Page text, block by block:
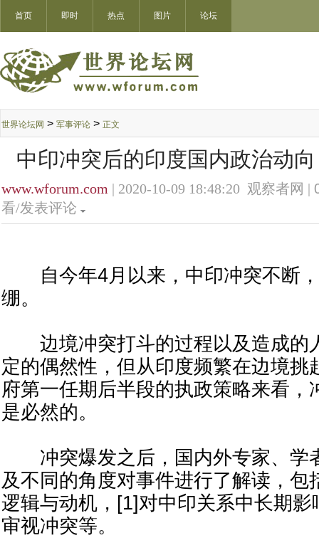
首页 即时 热点 图片 论坛
世界论坛网 > 军事评论 > 正文
中印冲突后的印度国内政治动
www.wforum.com | 2020-10-09 18:48:20 观察者网 |
看/发表评论
自今年4月以来，中印冲突不断，
绷。
边境冲突打斗的过程以及造成的
定的偶然性，但从印度频繁在边境挑
府第一任期后半段的执政策略来看，
是必然的。
冲突爆发之后，国内外专家、学
及不同的角度对事件进行了解读，包
逻辑与动机，[1]对中印关系中长期
审视冲突等。